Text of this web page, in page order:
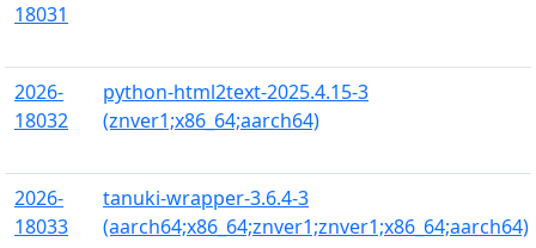
18031
2026-
18032
python-html2text-2025.4.15-3
(znver1;x86_64;aarch64)
2026-
18033
tanuki-wrapper-3.6.4-3
(aarch64;x86_64;znver1;znver1;x86_64;aarch64)